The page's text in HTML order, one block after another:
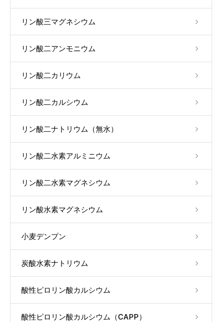
リン酸三マグネシウム
リン酸二アンモニウム
リン酸二カリウム
リン酸二カルシウム
リン酸二ナトリウム（無水）
リン酸二水素アルミニウム
リン酸二水素マグネシウム
リン酸水素マグネシウム
小麦デンプン
炭酸水素ナトリウム
酸性ピロリン酸カルシウム
酸性ピロリン酸カルシウム（CAPP）